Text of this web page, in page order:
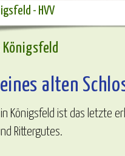
- HVV
Königsfeld
alten
in Königsfeld ist das letzte
Rittergutes.